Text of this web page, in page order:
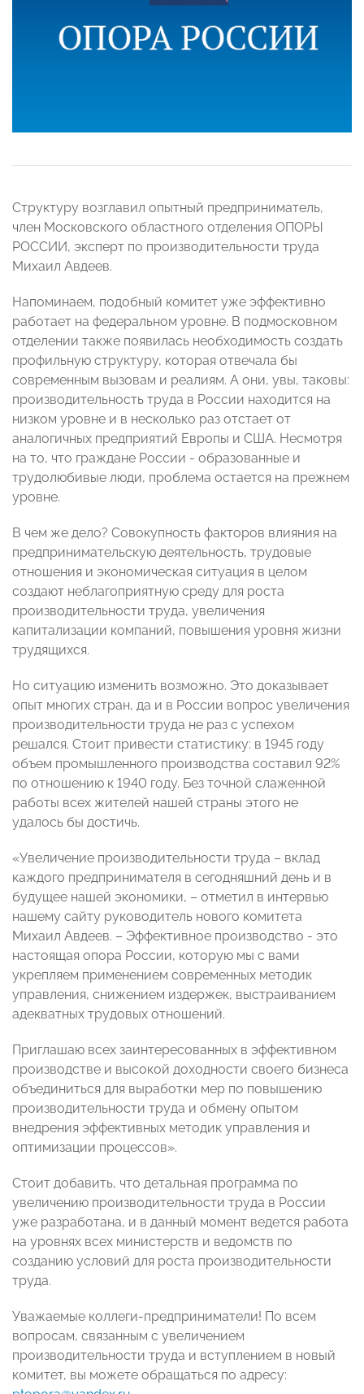
Структуру возглавил опытный предприниматель,
член Московского областного отделения ОПОРЫ
РОССИИ, эксперт по производительности труда
Михаил Авдеев.
Напоминаем, подобный комитет уже эффективно
работает на федеральном уровне. В подмосковном
отделении также появилась необходимость создать
профильную структуру, которая отвечала бы
современным вызовам и реалиям. А они, увы, таковы:
производительность труда в России находится на
низком уровне и в несколько раз отстает от
аналогичных предприятий Европы и США. Несмотря
на то, что граждане России - образованные и
трудолюбивые люди, проблема остается на прежнем
уровне.
В чем же дело? Совокупность факторов влияния на
предпринимательскую деятельность, трудовые
отношения и экономическая ситуация в целом
создают неблагоприятную среду для роста
производительности труда, увеличения
капитализации компаний, повышения уровня жизни
трудящихся.
Но ситуацию изменить возможно. Это доказывает
опыт многих стран, да и в России вопрос увеличения
производительности труда не раз с успехом
решался. Стоит привести статистику: в 1945 году
объем промышленного производства составил 92%
по отношению к 1940 году. Без точной слаженной
работы всех жителей нашей страны этого не
удалось бы достичь.
«Увеличение производительности труда – вклад
каждого предпринимателя в сегодняшний день и в
будущее нашей экономики, – отметил в интервью
нашему сайту руководитель нового комитета
Михаил Авдеев. – Эффективное производство - это
настоящая опора России, которую мы с вами
укрепляем применением современных методик
управления, снижением издержек, выстраиванием
адекватных трудовых отношений.
Приглашаю всех заинтересованных в эффективном
производстве и высокой доходности своего бизнеса
объединиться для выработки мер по повышению
производительности труда и обмену опытом
внедрения эффективных методик управления и
оптимизации процессов».
Стоит добавить, что детальная программа по
увеличению производительности труда в России
уже разработана, и в данный момент ведется работа
на уровнях всех министерств и ведомств по
созданию условий для роста производительности
труда.
Уважаемые коллеги-предприниматели! По всем
вопросам, связанным с увеличением
производительности труда и вступлением в новый
комитет, вы можете обращаться по адресу: